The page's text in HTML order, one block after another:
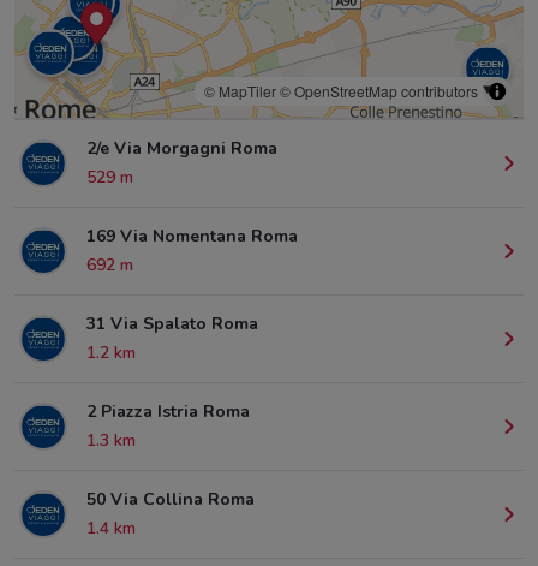
© MapTiler© OpenStreetMap contributors
2/e Via Morgagni Roma
529 m
169 Via Nomentana Roma
692 m
31 Via Spalato Roma
1.2 km
2 Piazza Istria Roma
1.3 km
50 Via Collina Roma
1.4 km